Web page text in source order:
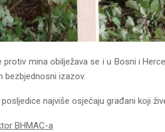
protiv mina obilježava se i u Bosni i
bezbjednosni izazov.
najviše osjećaju građani koji
BHMAC-a